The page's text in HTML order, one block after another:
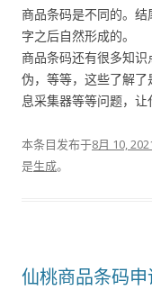
商品条码是不同的。
字之后自然形成的。
商品条码还有很多知
伪，等等，这些了解
息采集器等等问题，让
本条目发布于8月 10,
是生成。
仙桃商品条码申